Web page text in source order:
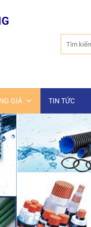
kiếm:
GIÁ TIN TỨC